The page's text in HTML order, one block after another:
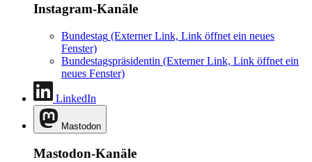
Instagram-Kanäle
Bundestag (Externer Link, Link öffnet ein neues
Fenster)
Bundestagspräsidentin (Externer Link, Link öffnet ein
neues Fenster)
LinkedIn
Mastodon
Mastodon-Kanäle